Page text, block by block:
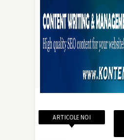
ARTICOLE NOI